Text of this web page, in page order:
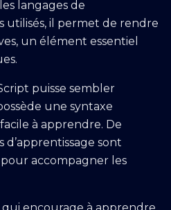
langages de
utilisés, il permet de rendre
un élément essentiel
puisse sembler
une syntaxe
à apprendre. De
d’apprentissage sont
accompagner les